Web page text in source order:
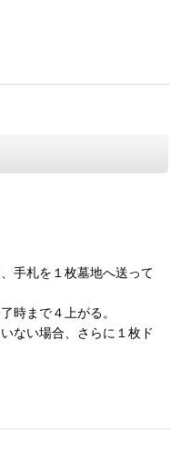
手札を１枚墓地へ送って
時まで４上がる。
ない場合、さらに１枚ド